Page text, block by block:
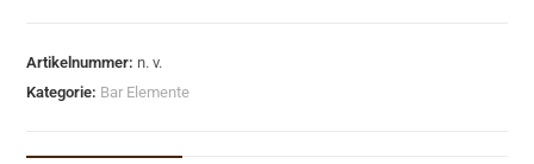
Artikelnummer: n. v.
Kategorie: Bar Elemente